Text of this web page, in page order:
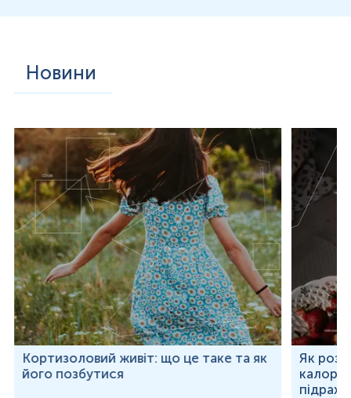
Новини
Кортизоловий живіт: що це таке та як
його позбутися
Як